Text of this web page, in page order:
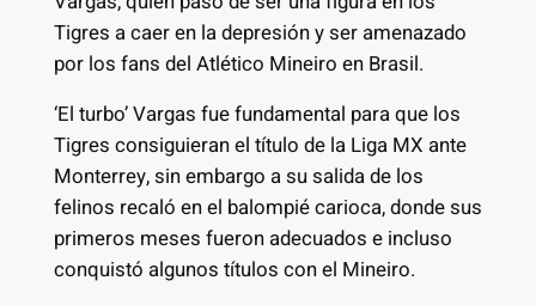
Tigres a caer en la depresión y ser amenazado
por los fans del Atlético Mineiro en Brasil.
‘El turbo’ Vargas fue fundamental para que los
Tigres consiguieran el título de la Liga MX ante
Monterrey, sin embargo a su salida de los
felinos recaló en el balompié carioca, donde sus
primeros meses fueron adecuados e incluso
conquistó algunos títulos con el Mineiro.